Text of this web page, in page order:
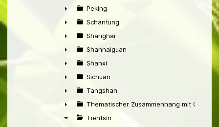
►
►
Peking
►
Schantung
►
Shanghai
►
Shanhaiguan
►
Shanxi
►
Sichuan
►
Tangshan
►
Thematischer Zusammenhang mit China
Tientsin